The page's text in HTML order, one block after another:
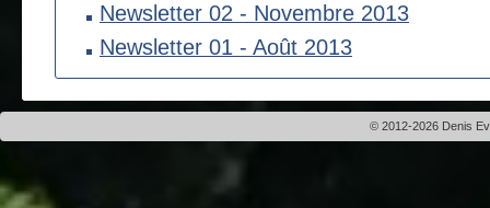
Newsletter 02 - Novembre 2013
Newsletter 01 - Août 2013
© 2012-2026 Denis